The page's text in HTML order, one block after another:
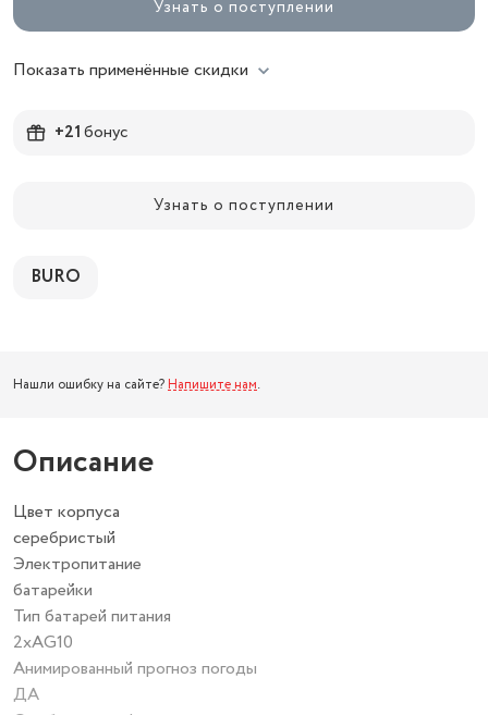
Узнать о поступлении
Показать применённые скидки
+21бонус
Узнать о поступлении
BURO
Нашли ошибку на сайте? Напишите нам.
Описание
Цвет корпуса
серебристый
Электропитание
батарейки
Тип батарей питания
2xAG10
Анимированный прогноз погоды
ДА